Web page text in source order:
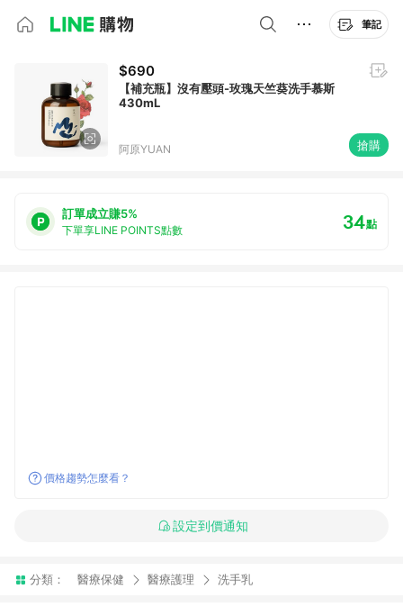
筆記
$690
【補充瓶】沒有壓頭-玫瑰天竺葵洗手慕斯
430mL
阿原YUAN 搶購
訂單成立賺5%
下單享LINE POINTS點數 34點
價格趨勢怎麼看？
設定到價通知
分類： 醫療保健 醫療護理 洗手乳